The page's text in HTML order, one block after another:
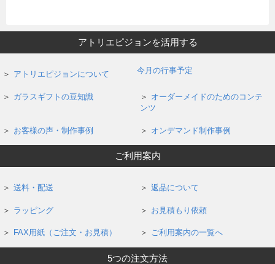
アトリエピジョンを活用する
アトリエピジョンについて 今月の行事予定
ガラスギフトの豆知識
オーダーメイドのためのコンテ
ンツ
お客様の声・制作事例 オンデマンド制作事例
ご利用案内
送料・配送 返品について
ラッピング お見積もり依頼
FAX用紙（ご注文・お見積） ご利用案内の一覧へ
5つの注文方法